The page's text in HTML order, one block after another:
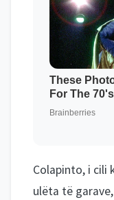
Colapinto, i cili
ulëta të